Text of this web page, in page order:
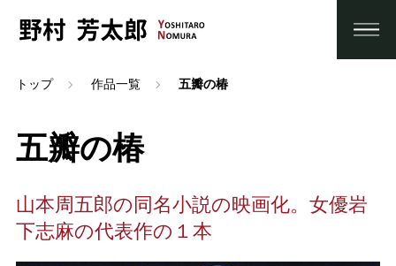
トップ 作品一覧 五瓣の椿
五瓣の椿
山本周五郎の同名小説の映画化。女優岩
下志麻の代表作の１本